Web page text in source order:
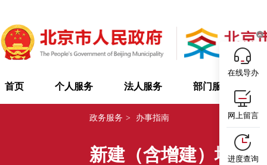
首页 个人服务 法人服务 部门服务
政务服务 > 办事指南
新建（含增建）地方
在线导办
网上留言
进度查询